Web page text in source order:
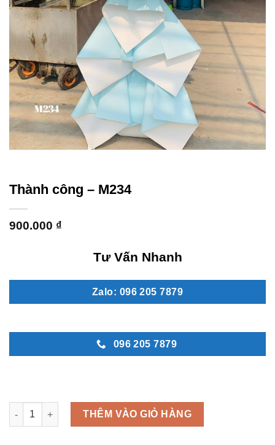
Thành công – M234
900.000 ₫
Tư Vấn Nhanh
Zalo: 096 205 7879
096 205 7879
Thành công - M234 số lượng
THÊM VÀO GIỎ HÀNG